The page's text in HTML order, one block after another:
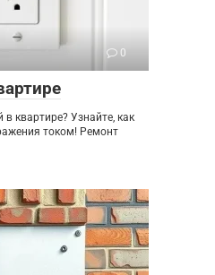
0
квартире? Узнайте, как
током! Ремонт